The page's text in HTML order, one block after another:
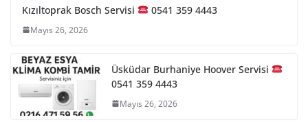
Kızıltoprak Bosch Servisi 0541 359 4443
Mayıs 26, 2026
Üsküdar Burhaniye Hoover Servisi
0541 359 4443
Mayıs 26, 2026